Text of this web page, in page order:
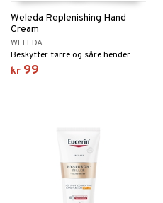
Weleda Replenishing Hand
Cream
WELEDA
Beskytter tørre og såre hender mot fuktighetstap og motvirker selvsprekker. Inneholder fuktighetsbevarende sesamolje og vitaminrik havtornsolje.
kr 99